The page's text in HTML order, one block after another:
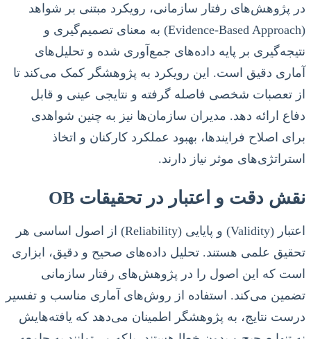
در پژوهش‌های رفتار سازمانی، رویکرد مبتنی بر شواهد
(Evidence-Based Approach) به معنای تصمیم‌گیری و
نتیجه‌گیری بر پایه داده‌های جمع‌آوری شده و تحلیل‌های
آماری دقیق است. این رویکرد به پژوهشگر کمک می‌کند تا
از تعصبات شخصی فاصله گرفته و نتایجی عینی و قابل
دفاع ارائه دهد. مدیران سازمان‌ها نیز به چنین شواهدی
برای اصلاح فرایندها، بهبود عملکرد کارکنان و اتخاذ
استراتژی‌های موثر نیاز دارند.
نقش دقت و اعتبار در تحقیقات OB
اعتبار (Validity) و پایایی (Reliability) از اصول اساسی هر
تحقیق علمی هستند. تحلیل داده‌های صحیح و دقیق، ابزاری
است که این اصول را در پژوهش‌های رفتار سازمانی
تضمین می‌کند. استفاده از روش‌های آماری مناسب و تفسیر
درست نتایج، به پژوهشگر اطمینان می‌دهد که یافته‌هایش